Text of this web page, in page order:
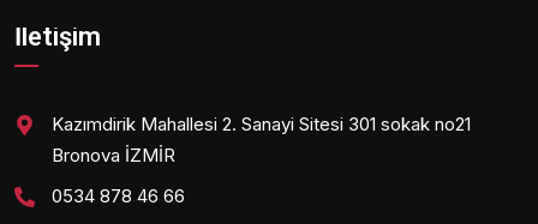
İletişim
Kazımdirik Mahallesi 2. Sanayi Sitesi 301 sokak no21
Bronova İZMİR
0534 878 46 66